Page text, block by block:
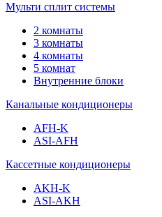
Мульти сплит системы
2 комнаты
3 комнаты
4 комнаты
5 комнат
Внутренние блоки
Канальные кондиционеры
AFH-K
ASI-AFH
Кассетные кондиционеры
AKH-K
ASI-AKH